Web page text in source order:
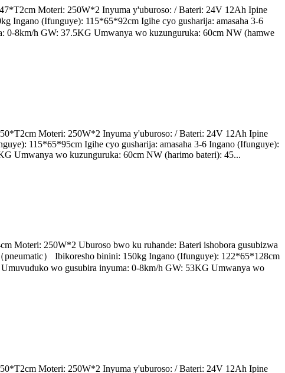
Moteri: 250W*2 Inyuma y'uburoso: / Bateri: 24V 12Ah Ipine
Ingano (Ifunguye): 115*65*92cm Igihe cyo gusharija: amasaha 3-6
8km/h GW: 37.5KG Umwanya wo kuzunguruka: 60cm NW (hamwe
Moteri: 250W*2 Inyuma y'uburoso: / Bateri: 24V 12Ah Ipine
115*65*95cm Igihe cyo gusharija: amasaha 3-6 Ingano (Ifunguye):
Umwanya wo kuzunguruka: 60cm NW (harimo bateri): 45...
Moteri: 250W*2 Uburoso bwo ku ruhande: Bateri ishobora gusubizwa
） Ibikoresho binini: 150kg Ingano (Ifunguye): 122*65*128cm
wo gusubira inyuma: 0-8km/h GW: 53KG Umwanya wo
Moteri: 250W*2 Inyuma y'uburoso: / Bateri: 24V 12Ah Ipine